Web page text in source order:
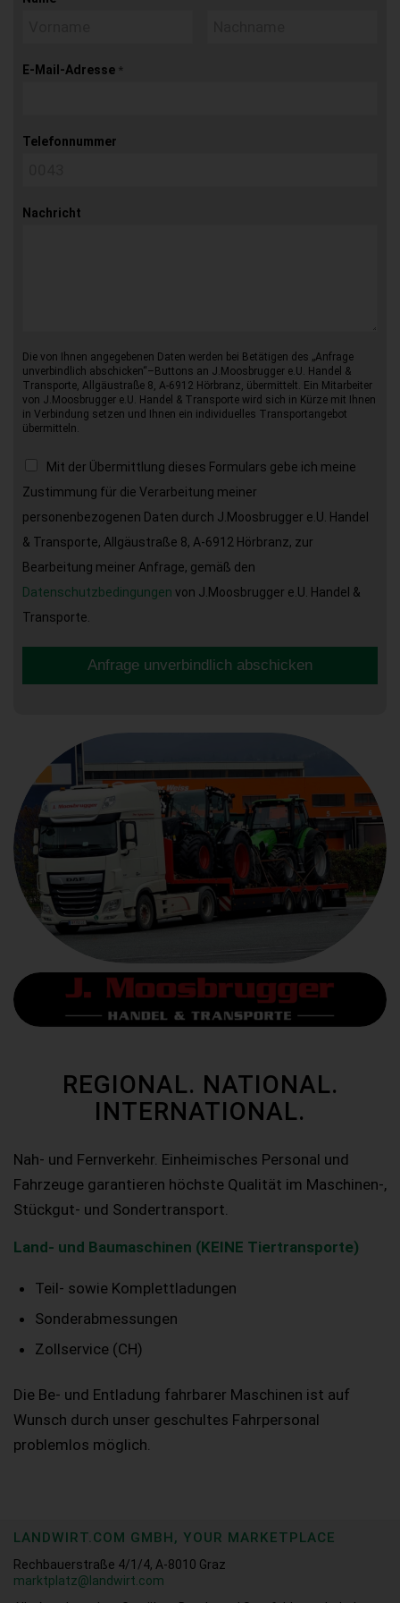
E-Mail-Adresse *
Telefonnummer
Nachricht
Die von Ihnen angegebenen Daten werden bei Betätigen des „Anfrage
unverbindlich abschicken“–Buttons an J.Moosbrugger e.U. Handel &
Transporte, Allgäustraße 8, A-6912 Hörbranz, übermittelt. Ein Mitarbeiter
von J.Moosbrugger e.U. Handel & Transporte wird sich in Kürze mit Ihnen
in Verbindung setzen und Ihnen ein individuelles Transportangebot
übermitteln.
Mit der Übermittlung dieses Formulars gebe ich meine
Zustimmung für die Verarbeitung meiner
personenbezogenen Daten durch J.Moosbrugger e.U. Handel
& Transporte, Allgäustraße 8, A-6912 Hörbranz, zur
Bearbeitung meiner Anfrage, gemäß den
Datenschutzbedingungen von J.Moosbrugger e.U. Handel &
Transporte.
Anfrage unverbindlich abschicken
REGIONAL. NATIONAL.
INTERNATIONAL.
Nah- und Fernverkehr. Einheimisches Personal und
Fahrzeuge garantieren höchste Qualität im Maschinen-,
Stückgut- und Sondertransport.
Land- und Baumaschinen (KEINE Tiertransporte)
Teil- sowie Komplettladungen
Sonderabmessungen
Zollservice (CH)
Die Be- und Entladung fahrbarer Maschinen ist auf
Wunsch durch unser geschultes Fahrpersonal
problemlos möglich.
LANDWIRT.COM GMBH, YOUR MARKETPLACE
Rechbauerstraße 4/1/4, A-8010 Graz
marktplatz@landwirt.com